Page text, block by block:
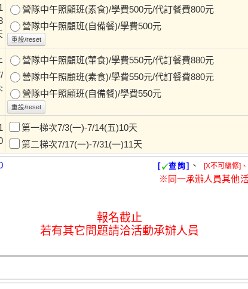
營隊中午照顧班(素食)/學費500元/代訂餐費800元
營隊中午照顧班(自備餐)/學費500元
重設/reset
營隊中午照顧班(葷食)/學費550元/代訂餐費880元
營隊中午照顧班(素食)/學費550元/代訂餐費880元
營隊中午照顧班(自備餐)/學費550元
重設/reset
第一梯次7/3(一)-7/14(五)10天
第二梯次7/17(一)-7/31(一)11天
[ 查詢] 、 [X不可編修]
※同一承辦人員其他
報名截止
若有其它問題請洽活動承辦人員